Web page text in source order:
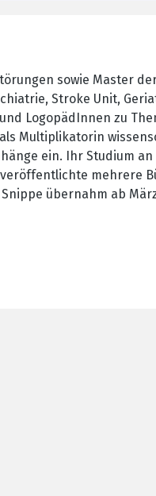
sowie Master
Stroke Unit,
LogopädInnen zu
Multiplikatorin
ein. Ihr Studium
mehrere
übernahm ab